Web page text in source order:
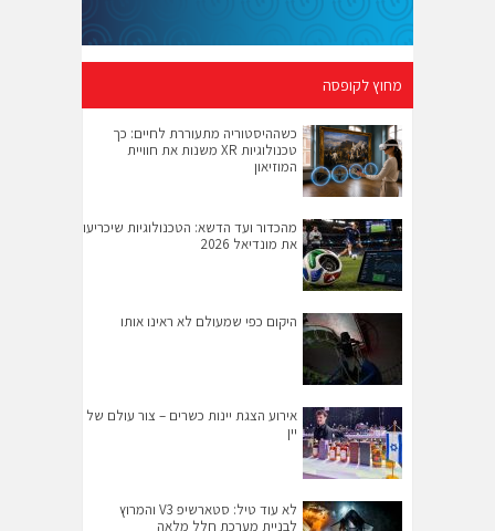
מחוץ לקופסה
כשההיסטוריה מתעוררת לחיים: כך
טכנולוגיות XR משנות את חוויית
המוזיאון
מהכדור ועד הדשא: הטכנולוגיות שיכריעו
את מונדיאל 2026
היקום כפי שמעולם לא ראינו אותו
אירוע הצגת יינות כשרים – צור עולם של
יין
לא עוד טיל: סטארשיפ V3 והמרוץ
לבניית מערכת חלל מלאה